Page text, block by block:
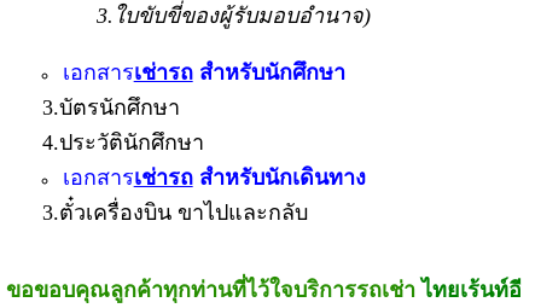
3.ใบขับขี่ของผู้รับมอบอำนาจ)
เอกสารเช่ารถสำหรับนักศึกษา
3.บัตรนักศึกษา
4.ประวัตินักศึกษา
เอกสารเช่ารถสำหรับนักเดินทาง
3.ตั๋วเครื่องบิน ขาไปและกลับ
ขอขอบคุณลูกค้าทุกท่านที่ไว้ใจบริการรถเช่าไทยเร้นท์อี